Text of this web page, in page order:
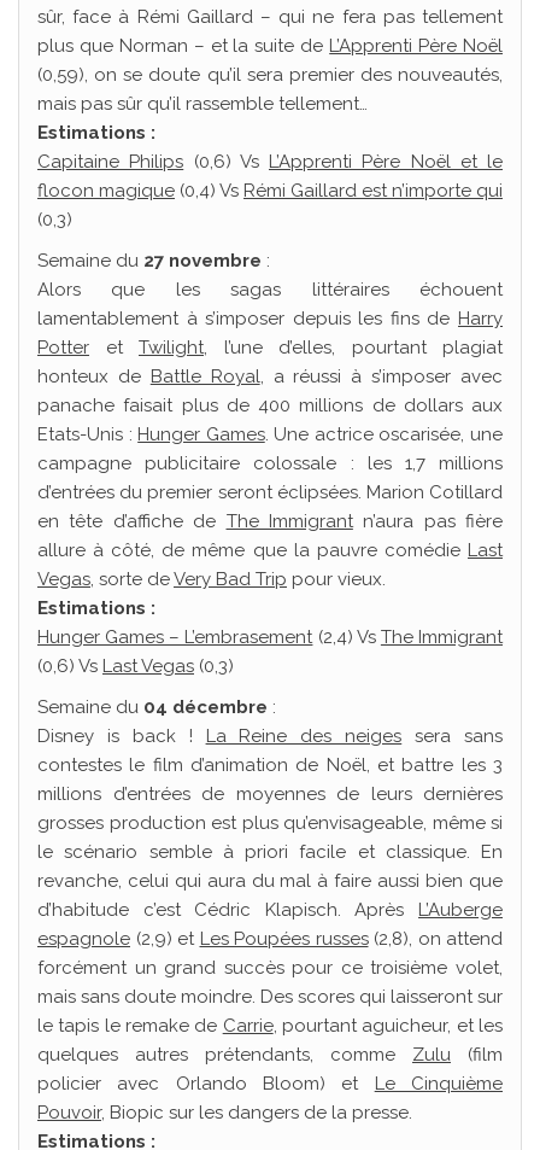
sûr, face à Rémi Gaillard – qui ne fera pas tellement
plus que Norman – et la suite de L’Apprenti Père Noël
(0,59), on se doute qu’il sera premier des nouveautés,
mais pas sûr qu’il rassemble tellement…
Estimations :
Capitaine Philips (0,6) Vs L’Apprenti Père Noël et le
flocon magique (0,4) Vs Rémi Gaillard est n’importe qui
(0,3)
Semaine du 27 novembre :
Alors que les sagas littéraires échouent
lamentablement à s’imposer depuis les fins de Harry
Potter et Twilight, l’une d’elles, pourtant plagiat
honteux de Battle Royal, a réussi à s’imposer avec
panache faisait plus de 400 millions de dollars aux
Etats-Unis : Hunger Games. Une actrice oscarisée, une
campagne publicitaire colossale : les 1,7 millions
d’entrées du premier seront éclipsées. Marion Cotillard
en tête d’affiche de The Immigrantn’aura pas fière
allure à côté, de même que la pauvre comédie Last
Vegas, sorte deVery Bad Trip pour vieux.
Estimations :
Hunger Games – L’embrasement(2,4) Vs The Immigrant
(0,6) Vs Last Vegas (0,3)
Semaine du 04 décembre :
Disney is back ! La Reine des neiges sera sans
contestes le film d’animation de Noël, et battre les 3
millions d’entrées de moyennes de leurs dernières
grosses production est plus qu’envisageable, même si
le scénario semble à priori facile et classique. En
revanche, celui qui aura du mal à faire aussi bien que
d’habitude c’est Cédric Klapisch. Après L’Auberge
espagnole (2,9) et Les Poupées russes(2,8), on attend
forcément un grand succès pour ce troisième volet,
mais sans doute moindre. Des scores qui laisseront sur
le tapis le remake de Carrie, pourtant aguicheur, et les
quelques autres prétendants, comme Zulu (film
policier avec Orlando Bloom) et Le Cinquième
Pouvoir, Biopic sur les dangers de la presse.
Estimations :